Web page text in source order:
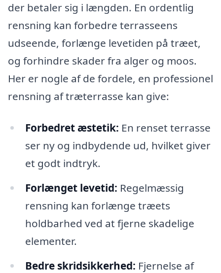
der betaler sig i længden. En ordentlig
rensning kan forbedre terrasseens
udseende, forlænge levetiden på træet,
og forhindre skader fra alger og moos.
Her er nogle af de fordele, en professionel
rensning af træterrasse kan give:
Forbedret æstetik: En renset terrasse
ser ny og indbydende ud, hvilket giver
et godt indtryk.
Forlænget levetid: Regelmæssig
rensning kan forlænge træets
holdbarhed ved at fjerne skadelige
elementer.
Bedre skridsikkerhed: Fjernelse af